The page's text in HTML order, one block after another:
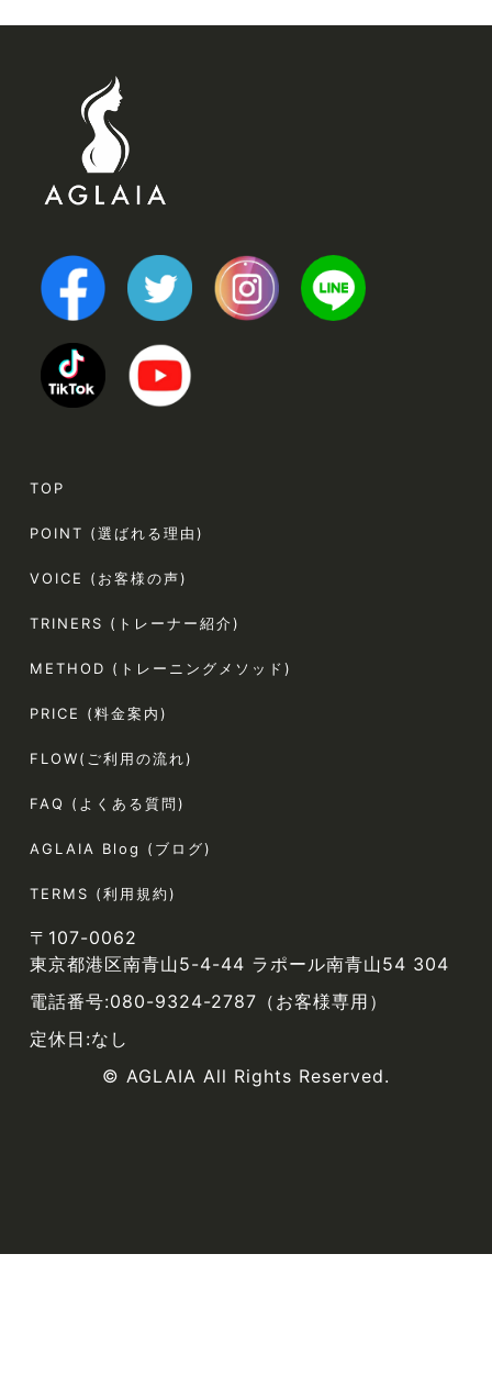
TOP
POINT (選ばれる理由)
VOICE (お客様の声)
TRINERS (トレーナー紹介)
METHOD (トレーニングメソッド)
PRICE (料金案内)
FLOW(ご利用の流れ)
FAQ (よくある質問)
AGLAIA Blog (ブログ)
TERMS (利用規約)
〒107-0062
東京都港区南青山5-4-44 ラポール南青山54 304
電話番号:080-9324-2787（お客様専用）
定休日:なし
© AGLAIA All Rights Reserved.